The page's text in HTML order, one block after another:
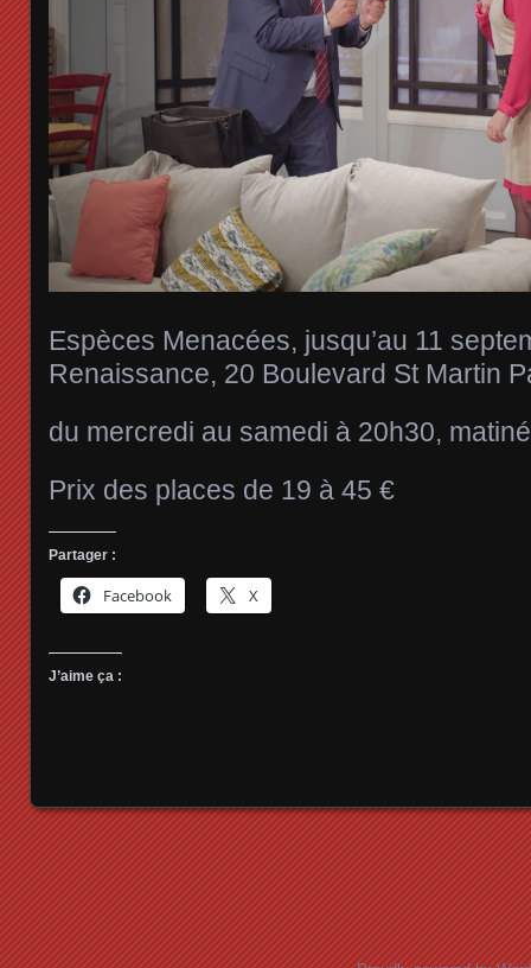
Espèces Menacées, jusqu’au 11
Renaissance, 20 Boulevard St Martin
du mercredi au samedi à 20h30,
Prix des places de 19 à 45 €
Partager :
Facebook X
J’aime ça :